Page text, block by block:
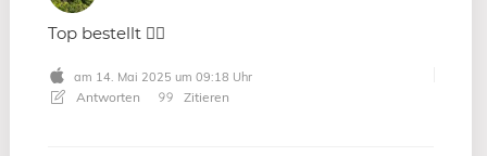
Top bestellt 👍🏻
am 14. Mai 2025 um 09:18 Uhr
Antworten Zitieren